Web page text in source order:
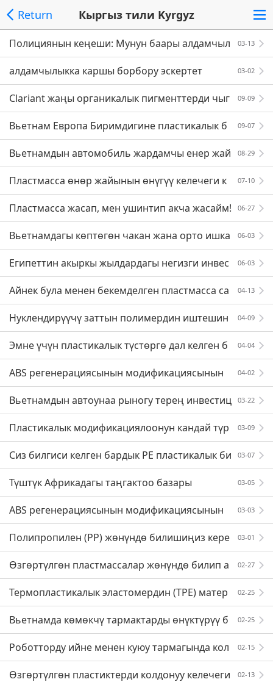
Return Кыргыз тили Kyrgyz
03-13
Полициянын кеңеши: Мунун баары алдамчыл
ык
03-02
алдамчылыкка каршы борбору эскертет
09-09
Clariant жаңы органикалык пигменттерди чыг
арат
09-07
Вьетнам Европа Биримдигине пластикалык б
уюмдарды экспорттоону кеңейтет
08-29
Вьетнамдын автомобиль жардамчы енер жай
ын енуктуруудегу башкы тоскоолдуктар
07-10
Пластмасса өнөр жайынын өнүгүү келечеги к
андай? Тренд кандай?
06-27
Пластмасса жасап, мен ушинтип акча жасайм!
06-03
Вьетнамдагы көптөгөн чакан жана орто ишка
налар оор абалда
06-03
Египеттин акыркы жылдардагы негизги инвес
тициялык артыкчылыктары кайсылар?
04-13
Айнек була менен бекемделген пластмасса са
йынуу формасында сүзүүчү булалар бар, айрым че
чимдер менен
04-09
Нуклендирүүчү заттын полимердин иштешин
е таасири жана анын түрү
04-04
Эмне үчүн пластикалык түстөргө дал келген б
уюмдар өчүп баратат?
04-02
ABS регенерациясынын модификациясынын
негизги пункттарынын жана жалпы көйгөйлөрүнү
н кыскача баяндама
03-22
Вьетнамдын автоунаа рыногу терең инвестиц
иялык потенциалга ээ
03-09
Пластикалык модификациялоонун кандай түр
лөрү бар?
03-07
Сиз билгиси келген бардык PE пластикалык би
лимдери бул жерде!
03-05
Түштүк Африкадагы таңгактоо базары
03-03
ABS регенерациясынын модификациясынын
негизги пункттарынын жана жалпы көйгөйлөрүнү
н кыскача баяндама
03-01
Полипропилен (PP) жөнүндө билишиңиз кере
к болгон нерселердин бардыгы
02-27
Өзгөртүлгөн пластмассалар жөнүндө билип а
лыңыз
02-25
Термопластикалык эластомердин (TPE) матер
иал категориясы жана киргизүү!
02-25
Вьетнамда көмөкчү тармактарды өнүктүрүү б
оюнча жети ири иш-чара
02-15
Роботторду ийне менен куюу тармагында кол
донуунун артыкчылыктары эмнеде?
02-13
Өзгөртүлгөн пластиктерди колдонуу келечеги